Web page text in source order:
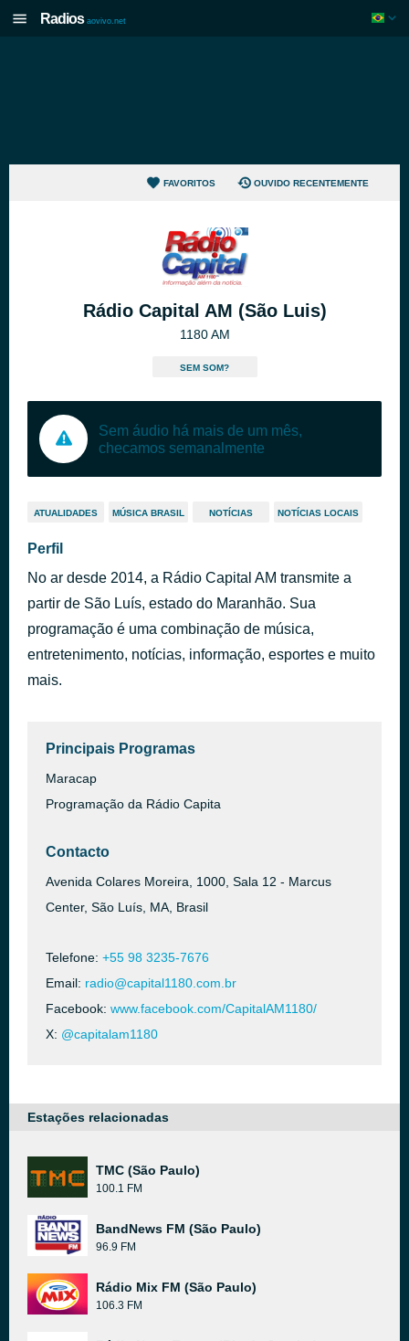
Radios aovivo.net
FAVORITOS OUVIDO RECENTEMENTE
Rádio Capital AM (São Luis)
1180 AM
SEM SOM?
Sem áudio há mais de um mês,
checamos semanalmente
ATUALIDADES MÚSICA BRASIL NOTÍCIAS NOTÍCIAS LOCAIS
Perfil
No ar desde 2014, a Rádio Capital AM transmite a
partir de São Luís, estado do Maranhão. Sua
programação é uma combinação de música,
entretenimento, notícias, informação, esportes e muito
mais.
Principais Programas
Maracap
Programação da Rádio Capita
Contacto
Avenida Colares Moreira, 1000, Sala 12 - Marcus
Center, São Luís, MA, Brasil
Telefone: +55 98 3235-7676
Email: radio@capital1180.com.br
Facebook: www.facebook.com/CapitalAM1180/
X: @capitalam1180
Estações relacionadas
TMC (São Paulo)
100.1 FM
BandNews FM (São Paulo)
96.9 FM
Rádio Mix FM (São Paulo)
106.3 FM